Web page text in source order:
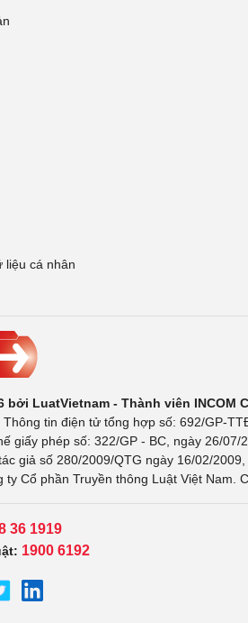
liệu cá nhân
bởi LuatVietnam - Thành viên INCOM
tin điện tử tổng hợp số: 692/GP-
giấy phép số: 322/GP - BC, ngày 26/
giả số 280/2009/QTG ngày 16/02/
ty Cổ phần Truyền thông Luật Việt Nam.
36 1919
1900 6192